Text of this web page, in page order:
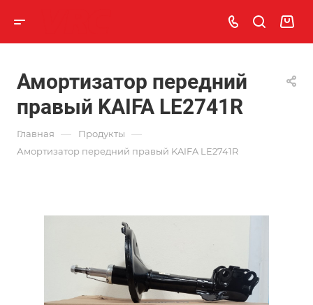
Амортизатор передний
правый KAIFA LE2741R
Главная — Продукты —
Амортизатор передний правый KAIFA LE2741R